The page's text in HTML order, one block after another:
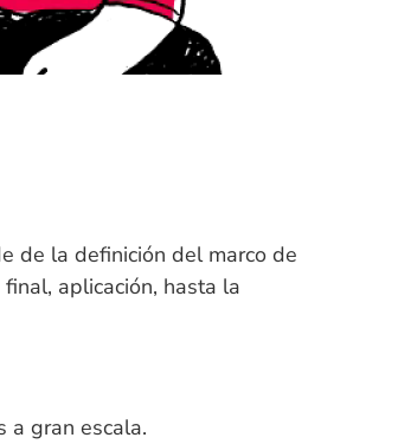
de la definición del marco de
aplicación, hasta la
a gran escala.